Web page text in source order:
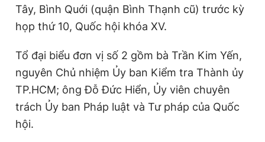
Đọc Thanh Niên trên điện thoại
Tây, Bình Quới (quận Bình Thạnh cũ) trước kỳ
họp thứ 10, Quốc hội khóa XV.
Tổ đại biểu đơn vị số 2 gồm bà Trần Kim Yến,
nguyên Chủ nhiệm Ủy ban Kiểm tra Thành ủy
TP.HCM; ông Đỗ Đức Hiển, Ủy viên chuyên
trách Ủy ban Pháp luật và Tư pháp của Quốc
hội.